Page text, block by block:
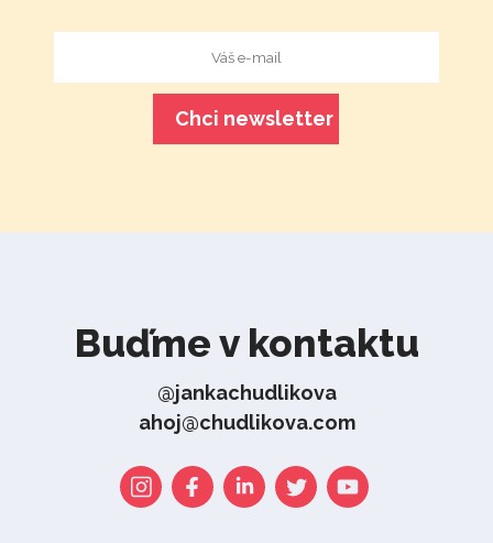
Buďme v kontaktu
@jankachudlikova
ahoj@chudlikova.com